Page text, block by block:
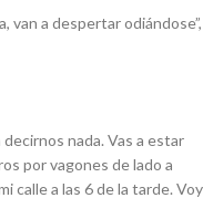
van a despertar odiándose”,
nada. Vas a estar
por vagones de lado a
calle a las 6 de la tarde. Voy